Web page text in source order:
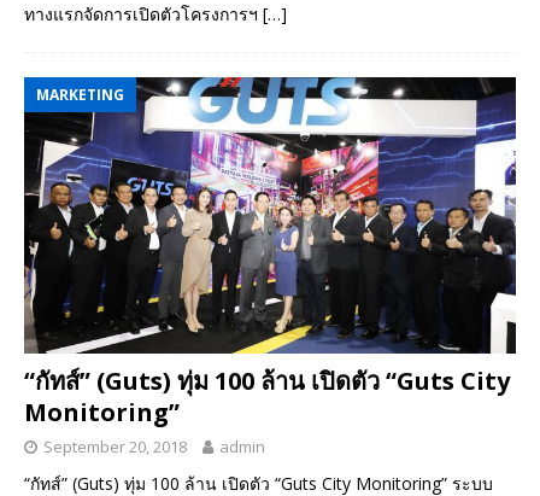
ทางแรกจัดการเปิดตัวโครงการฯ […]
MARKETING
“กัทส์” (Guts) ทุ่ม 100 ล้าน เปิดตัว “Guts City
Monitoring”
September 20, 2018 admin
“กัทส์” (Guts) ทุ่ม 100 ล้าน เปิดตัว “Guts City Monitoring” ระบบ